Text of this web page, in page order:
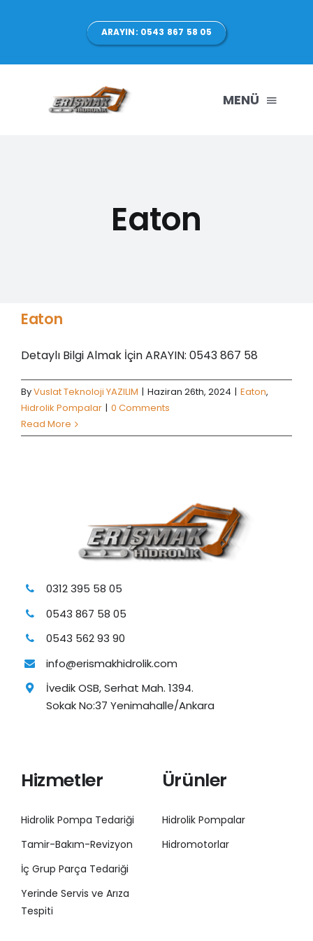
ARAYIN: 0543 867 58 05
MENÜ
İLETİŞİM
Eaton
Eaton
Detaylı Bilgi Almak İçin ARAYIN: 0543 867 58
ByVuslat Teknoloji YAZILIM | Haziran 26th, 2024 | Eaton,
Hidrolik Pompalar | 0 Comments
Read More
0312 395 58 05
0543 867 58 05
0543 562 93 90
info@erismakhidrolik.com
İvedik OSB, Serhat Mah. 1394.
Sokak No:37 Yenimahalle/Ankara
Hizmetler
Hidrolik Pompa Tedariği
Tamir-Bakım-Revizyon
İç Grup Parça Tedariği
Yerinde Servis ve Arıza
Tespiti
Ürünler
Hidrolik Pompalar
Hidromotorlar